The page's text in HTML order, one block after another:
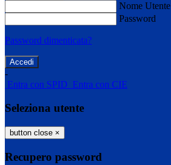
Nome Utente
Password
Password dimenticata?
-
Entra con SPID Entra con CIE
Seleziona utente
button close ×
Recupero password